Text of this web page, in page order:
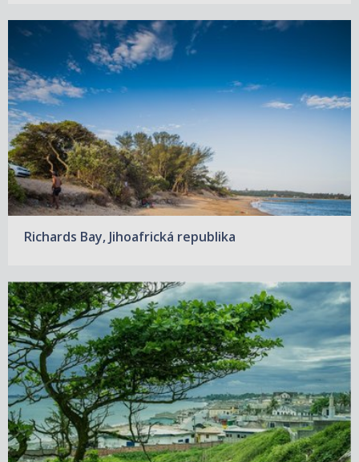
Richards Bay, Jihoafrická republika